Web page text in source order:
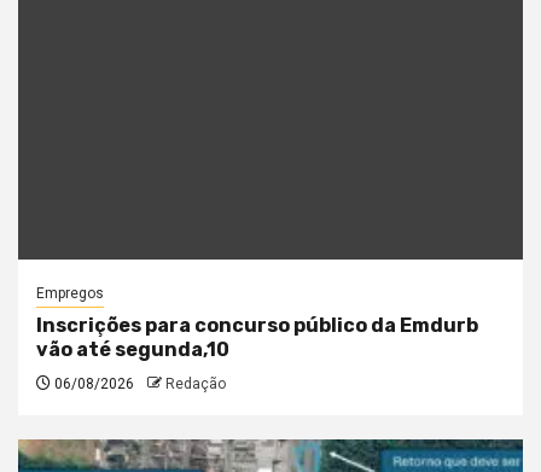
Empregos
Inscrições para concurso público da Emdurb
vão até segunda,10
06/08/2026 Redação